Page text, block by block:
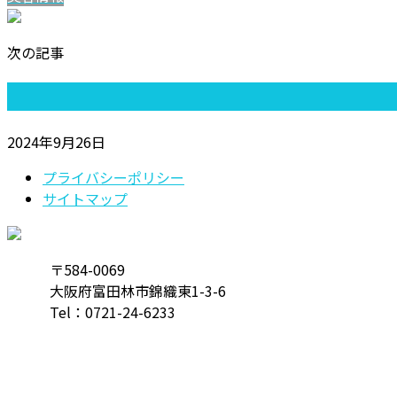
次の記事
2024年9月26日
プライバシーポリシー
サイトマップ
〒584-0069
大阪府富田林市錦織東1-3-6
Tel： 0721-24-6233